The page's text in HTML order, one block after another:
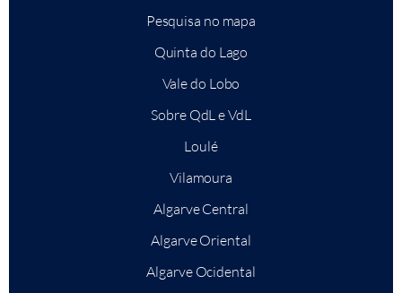
Pesquisa no mapa
Quinta do Lago
Vale do Lobo
Sobre QdL e VdL
Loulé
Vilamoura
Algarve Central
Algarve Oriental
Algarve Ocidental